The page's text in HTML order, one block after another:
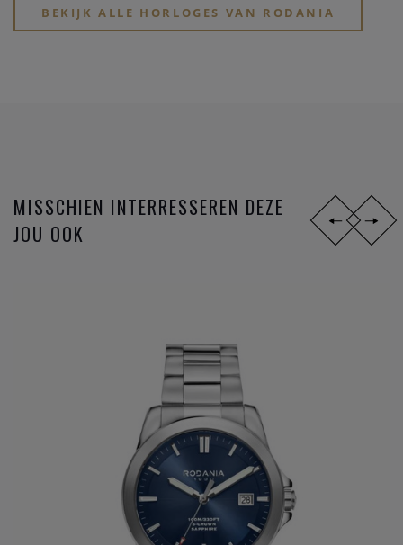
Rodania horloges zijn al meer dan 40 jaar trouwe partner in onze zaak.
BEKIJK ALLE HORLOGES VAN RODANIA
MISSCHIEN INTERRESSEREN DEZE
JOU OOK